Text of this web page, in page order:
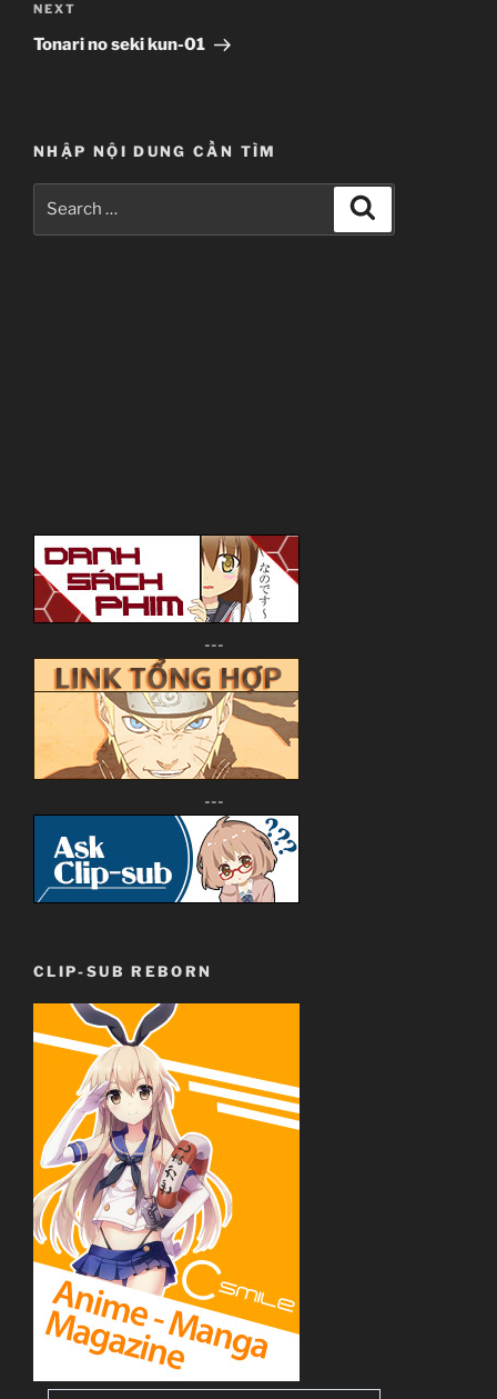
Next
Post
NEXT
Tonari no seki kun-01
NHẬP NỘI DUNG CẦN TÌM
---
---
CLIP-SUB REBORN